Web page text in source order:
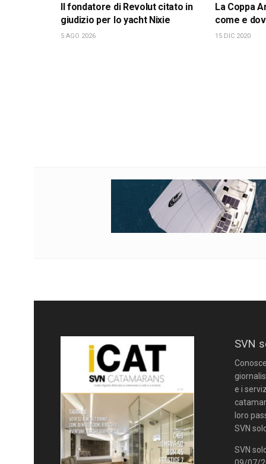
Il fondatore di Revolut citato in
giudizio per lo yacht Nixie
5 AGO 2026
La Coppa
come e
15 DIC 2020
SVN
e i
loro
SVN
SVN